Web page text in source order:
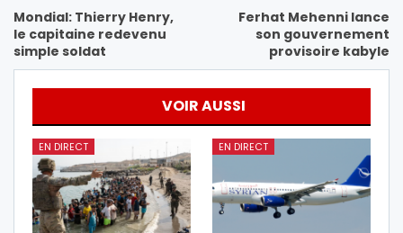
Mondial: Thierry Henry,
le capitaine redevenu
simple soldat
Ferhat Mehenni lance
son gouvernement
provisoire kabyle
VOIR AUSSI
EN DIRECT EN DIRECT